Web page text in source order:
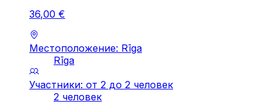
36,00 €
Местоположение: Rīga
Rīga
Участники: от 2 до 2 человек
2 человек